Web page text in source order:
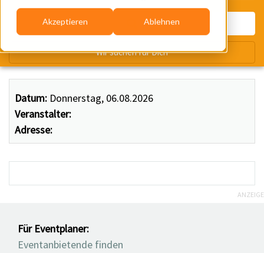
Akzeptieren Ablehnen
Datum: Donnerstag, 06.08.2026
Veranstalter:
Adresse:
Wir suchen für Dich
ANZEIGE
Für Eventplaner:
Eventanbietende finden